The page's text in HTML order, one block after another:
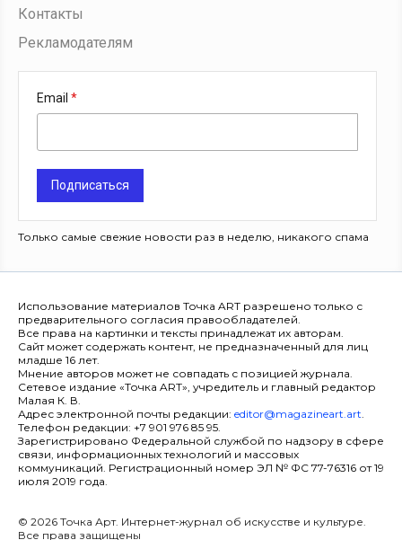
Контакты
Рекламодателям
Email
Подписаться
Только самые свежие новости раз в неделю, никакого спама
Использование материалов Точка ART разрешено только с
предварительного согласия правообладателей.
Все права на картинки и тексты принадлежат их авторам.
Сайт может содержать контент, не предназначенный для лиц
младше 16 лет.
Мнение авторов может не совпадать с позицией журнала.
Сетевое издание «Точка ART», учредитель и главный редактор
Малая К. В.
Адрес электронной почты редакции: editor@magazineart.art.
Телефон редакции: +7 901 976 85 95.
Зарегистрировано Федеральной службой по надзору в сфере
связи, информационных технологий и массовых
коммуникаций. Регистрационный номер ЭЛ № ФС 77-76316 от 19
июля 2019 года.
© 2026 Точка Арт. Интернет-журнал об искусстве и культуре.
Все права защищены